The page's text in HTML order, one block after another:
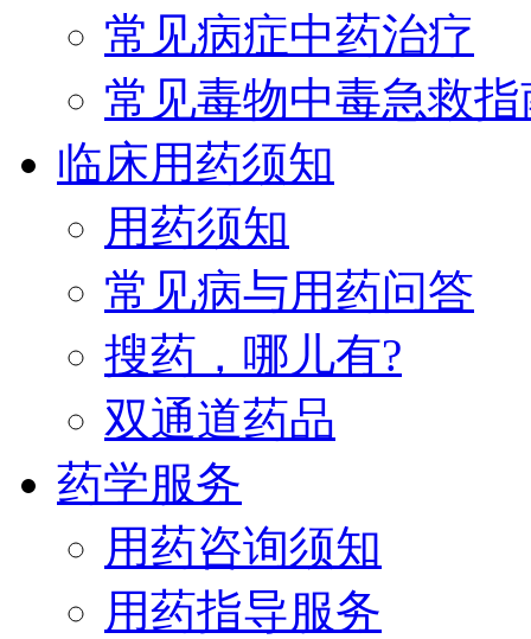
常见病症中药治疗
常见毒物中毒急救指
临床用药须知
用药须知
常见病与用药问答
搜药，哪儿有?
双通道药品
药学服务
用药咨询须知
用药指导服务